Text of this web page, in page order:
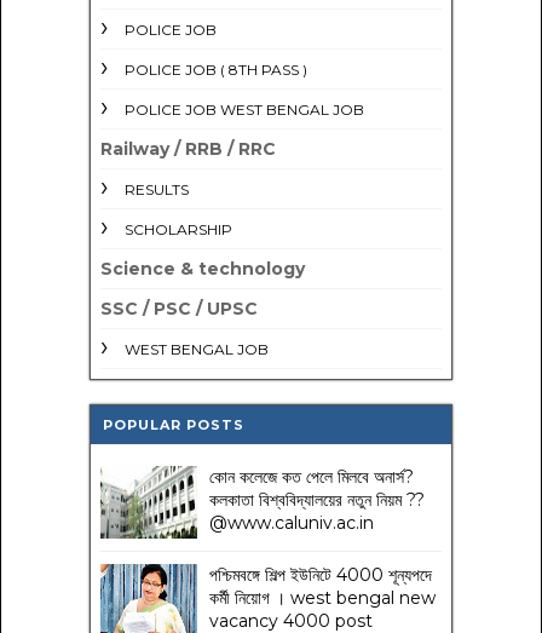
POLICE JOB
POLICE JOB ( 8TH PASS )
POLICE JOB WEST BENGAL JOB
Railway / RRB / RRC
RESULTS
SCHOLARSHIP
Science & technology
SSC / PSC / UPSC
WEST BENGAL JOB
POPULAR POSTS
কোন কলেজে কত পেলে মিলবে অনার্স?
কলকাতা বিশ্ববিদ্যালয়ের নতুন নিয়ম??
@www.caluniv.ac.in
পশ্চিমবঙ্গে শিল্প ইউনিটে 4000 শূন্যপদে
কর্মী নিয়োগ । west bengal new
vacancy 4000 post